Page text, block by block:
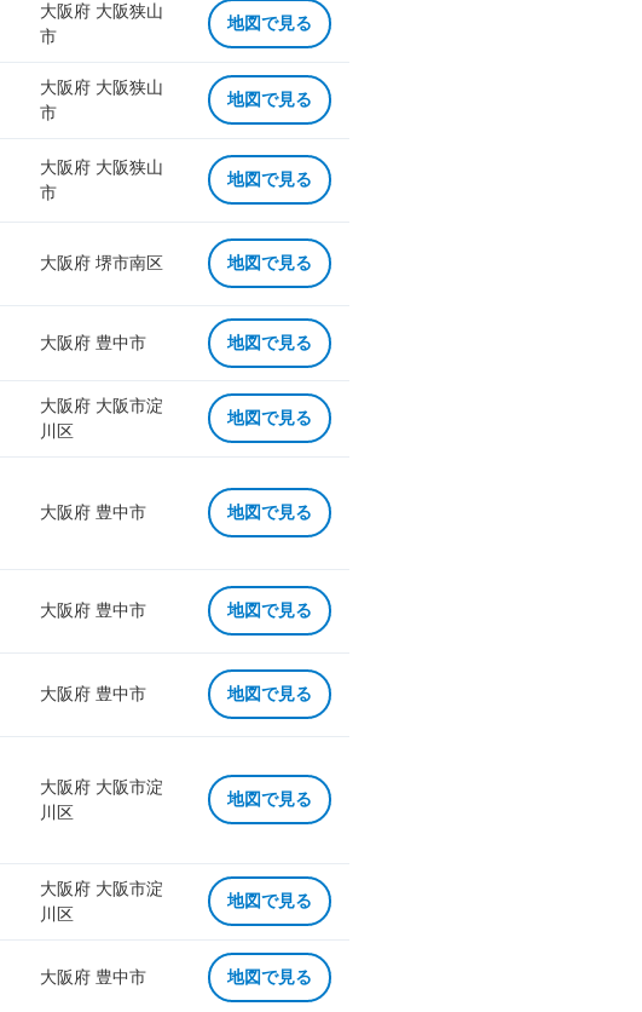
大阪府 大阪狭山
市
地図で見る
大阪府 大阪狭山
市
地図で見る
大阪府 大阪狭山
市
地図で見る
大阪府 堺市南区 地図で見る
大阪府 豊中市 地図で見る
大阪府 大阪市淀
川区
地図で見る
大阪府 豊中市 地図で見る
大阪府 豊中市 地図で見る
大阪府 豊中市 地図で見る
大阪府 大阪市淀
川区
地図で見る
大阪府 大阪市淀
川区
地図で見る
大阪府 豊中市 地図で見る